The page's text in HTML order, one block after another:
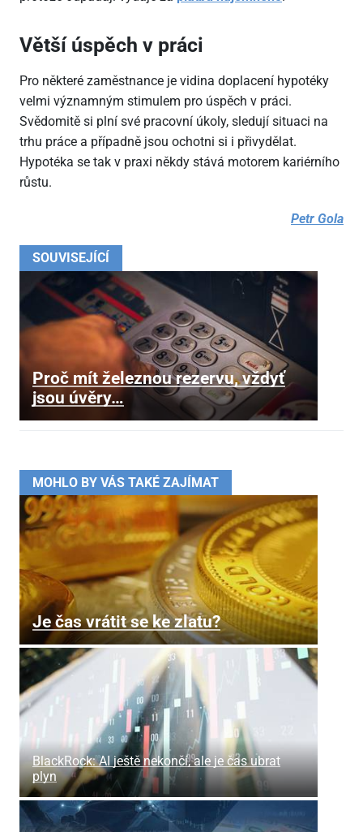
SOUVISEJÍCÍ
Proč mít železnou rezervu, vždyť
jsou úvěry…
Větší úspěch v práci
Pro některé zaměstnance je vidina doplacení hypotéky
velmi významným stimulem pro úspěch v práci.
Svědomitě si plní své pracovní úkoly, sledují situaci na
trhu práce a případně jsou ochotni si i přivydělat.
Hypotéka se tak v praxi někdy stává motorem kariérního
růstu.
Petr Gola
MOHLO BY VÁS TAKÉ ZAJÍMAT
Je čas vrátit se ke zlatu?
BlackRock: AI ještě nekončí, ale je čas ubrat
plyn